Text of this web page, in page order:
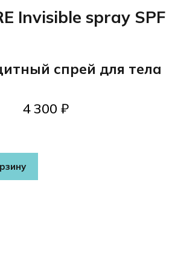
Invisible spray SPF
спрей для тела
4 300 ₽